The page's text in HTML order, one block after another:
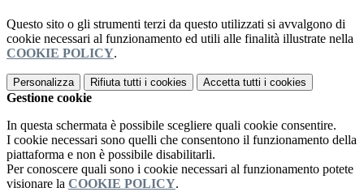
Questo sito o gli strumenti terzi da questo utilizzati si avvalgono di
cookie necessari al funzionamento ed utili alle finalità illustrate nella
COOKIE POLICY.
Personalizza Rifiuta tutti i cookies Accetta tutti i cookies
Gestione cookie
In questa schermata è possibile scegliere quali cookie consentire.
I cookie necessari sono quelli che consentono il funzionamento della
piattaforma e non è possibile disabilitarli.
Per conoscere quali sono i cookie necessari al funzionamento potete
visionare la COOKIE POLICY.